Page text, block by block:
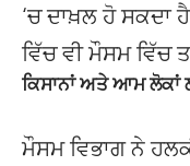
‘ਚ ਦਾਖ਼ਲ ਹੋ ਸਕਦਾ
ਵਿੱਚ ਵੀ ਮੌਸਮ ਵਿੱਚ
ਕਿਸਾਨਾਂ ਅਤੇ ਆਮ ਲੋਕਾਂ
ਮੌਸਮ ਵਿਭਾਗ ਨੇ